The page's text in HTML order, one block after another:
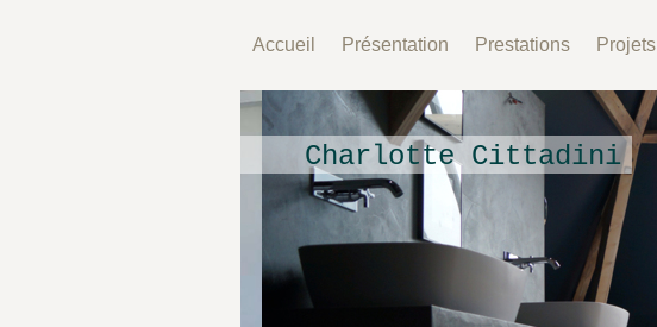
Accueil Présentation Prestations Projets
Charlotte Cittadini